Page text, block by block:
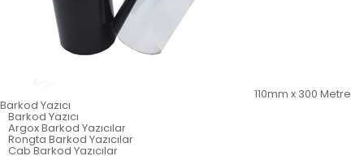
110mm x 300 Metre
Barkod Yazıcı
Barkod Yazıcı
Argox Barkod Yazıcılar
Rongta Barkod Yazıcılar
Cab Barkod Yazıcılar